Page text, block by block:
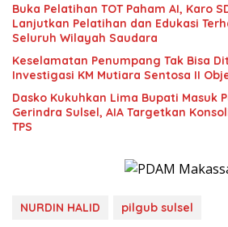
Buka Pelatihan TOT Paham AI, Karo
Lanjutkan Pelatihan dan Edukasi
Seluruh Wilayah Saudara
Keselamatan Penumpang Tak Bisa
Investigasi KM Mutiara Sentosa II
Dasko Kukuhkan Lima Bupati Masuk
Gerindra Sulsel, AIA Targetkan
TPS
NURDIN HALID pilgub sulsel